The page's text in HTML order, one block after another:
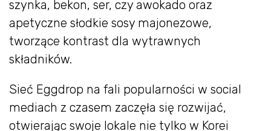
szynka, bekon, ser, czy awokado oraz
apetyczne słodkie sosy majonezowe,
tworzące kontrast dla wytrawnych
składników.
Sieć Eggdrop na fali popularności w social
mediach z czasem zaczęła się rozwijać,
otwierając swoje lokale nie tylko w Korei